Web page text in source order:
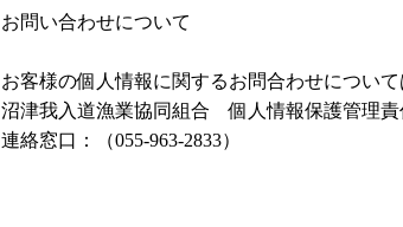
お問い合わせについて
お客様の個人情報に関するお問合わせについ
沼津我入道漁業協同組合 個人情報保護管理責
連絡窓口：（055-963-2833）